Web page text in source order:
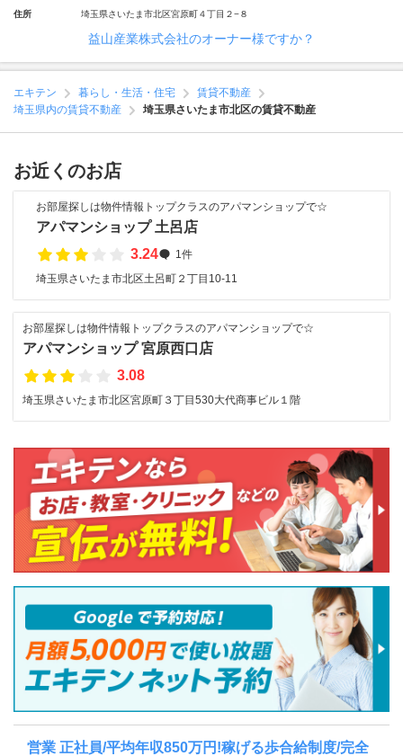
住所 埼玉県さいたま市北区宮原町４丁目２−８
益山産業株式会社のオーナー様ですか？
エキテン 暮らし・生活・住宅
賃貸不動産
埼玉県内の賃貸不動産
埼玉県さいたま市北区の賃貸不動産
お近くのお店
お部屋探しは物件情報トップクラスのアパマンショップで☆
アパマンショップ 土呂店
3.24
1件
埼玉県さいたま市北区土呂町２丁目10-11
お部屋探しは物件情報トップクラスのアパマンショップで☆
アパマンショップ 宮原西口店
3.08
埼玉県さいたま市北区宮原町３丁目530大代商事ビル１階
営業 正社員/平均年収850万円!稼げる歩合給制度/完全